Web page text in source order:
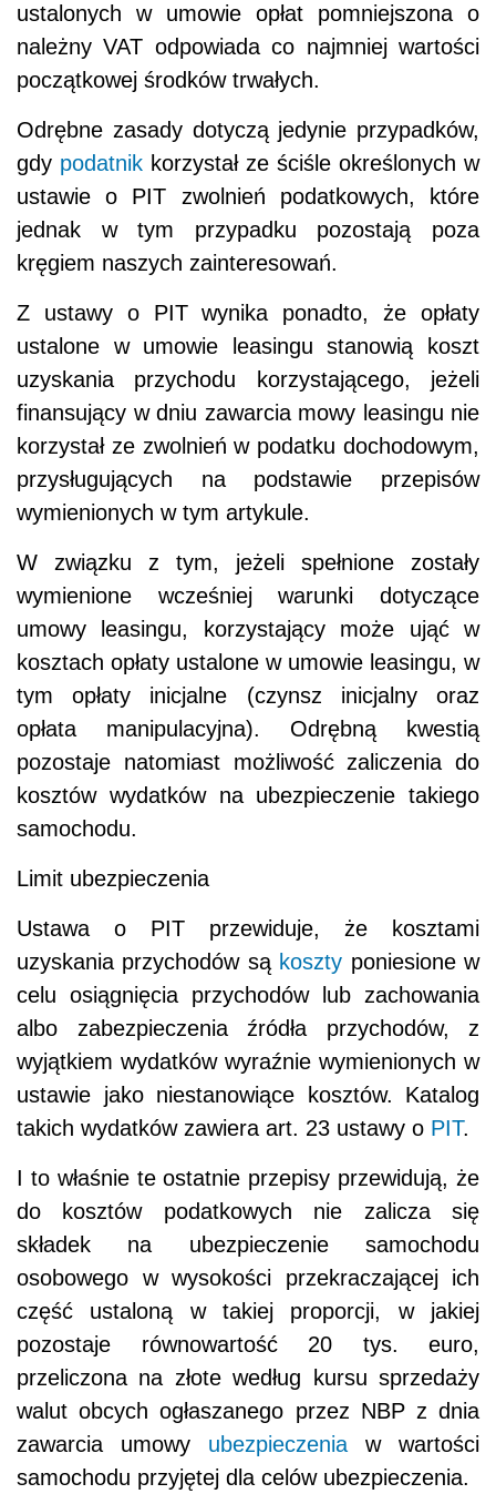
ustalonych w umowie opłat pomniejszona o
należny VAT odpowiada co najmniej wartości
początkowej środków trwałych.
Odrębne zasady dotyczą jedynie przypadków,
gdy podatnik korzystał ze ściśle określonych w
ustawie o PIT zwolnień podatkowych, które
jednak w tym przypadku pozostają poza
kręgiem naszych zainteresowań.
Z ustawy o PIT wynika ponadto, że opłaty
ustalone w umowie leasingu stanowią koszt
uzyskania przychodu korzystającego, jeżeli
finansujący w dniu zawarcia mowy leasingu nie
korzystał ze zwolnień w podatku dochodowym,
przysługujących na podstawie przepisów
wymienionych w tym artykule.
W związku z tym, jeżeli spełnione zostały
wymienione wcześniej warunki dotyczące
umowy leasingu, korzystający może ująć w
kosztach opłaty ustalone w umowie leasingu, w
tym opłaty inicjalne (czynsz inicjalny oraz
opłata manipulacyjna). Odrębną kwestią
pozostaje natomiast możliwość zaliczenia do
kosztów wydatków na ubezpieczenie takiego
samochodu.
Limit ubezpieczenia
Ustawa o PIT przewiduje, że kosztami
uzyskania przychodów są koszty poniesione w
celu osiągnięcia przychodów lub zachowania
albo zabezpieczenia źródła przychodów, z
wyjątkiem wydatków wyraźnie wymienionych w
ustawie jako niestanowiące kosztów. Katalog
takich wydatków zawiera art. 23 ustawy o PIT.
I to właśnie te ostatnie przepisy przewidują, że
do kosztów podatkowych nie zalicza się
składek na ubezpieczenie samochodu
osobowego w wysokości przekraczającej ich
część ustaloną w takiej proporcji, w jakiej
pozostaje równowartość 20 tys. euro,
przeliczona na złote według kursu sprzedaży
walut obcych ogłaszanego przez NBP z dnia
zawarcia umowy ubezpieczenia w wartości
samochodu przyjętej dla celów ubezpieczenia.